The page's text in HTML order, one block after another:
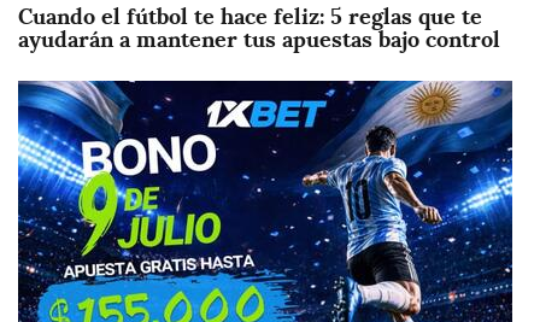
Cuando el fútbol te hace feliz: 5 reglas que te
ayudarán a mantener tus apuestas bajo control
Imagen